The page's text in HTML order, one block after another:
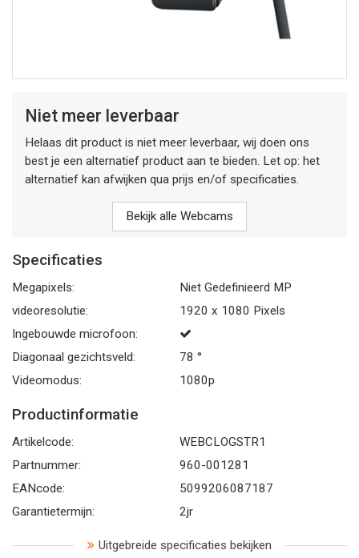
Niet meer leverbaar
Helaas dit product is niet meer leverbaar, wij doen ons
best je een alternatief product aan te bieden. Let op: het
alternatief kan afwijken qua prijs en/of specificaties.
Bekijk alle Webcams
Specificaties
Megapixels:
Niet Gedefinieerd MP
videoresolutie:
1920 x 1080 Pixels
Ingebouwde microfoon:
Diagonaal gezichtsveld:
78 °
Videomodus:
1080p
Productinformatie
Artikelcode:
WEBCLOGSTR1
Partnummer:
960-001281
EANcode:
5099206087187
Garantietermijn:
2jr
Uitgebreide specificaties bekijken